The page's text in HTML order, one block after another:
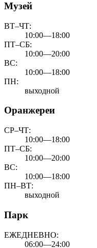
Музей
ВТ–ЧТ:
10:00—18:00
ПТ–СБ:
10:00—20:00
ВС:
10:00—18:00
ПН:
выходной
Оранжереи
СР–ЧТ:
10:00—18:00
ПТ–СБ:
10:00—20:00
ВС:
10:00—18:00
ПН–ВТ:
выходной
Парк
ЕЖЕДНЕВНО:
06:00—24:00